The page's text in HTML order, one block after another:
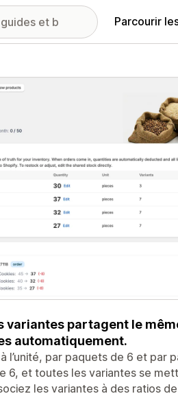
Parcourir
variantes partagent le
automatiquement.
l’unité, par paquets de 6 et par
6, et toutes les variantes se
les variantes à des ratios